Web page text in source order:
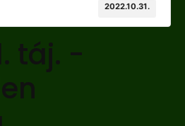
2022.10.31.
táj. -